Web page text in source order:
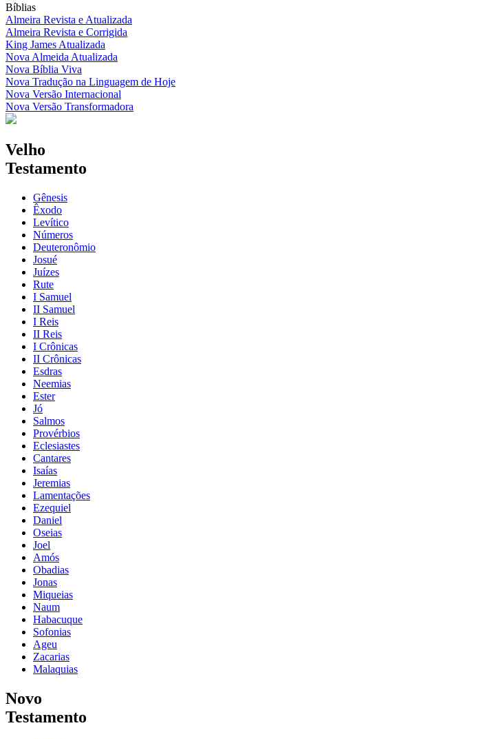
Bíblias
Almeira Revista e Atualizada
Almeira Revista e Corrigida
King James Atualizada
Nova Almeida Atualizada
Nova Bíblia Viva
Nova Tradução na Linguagem de Hoje
Nova Versão Internacional
Nova Versão Transformadora
Velho
Testamento
Gênesis
Êxodo
Levítico
Números
Deuteronômio
Josué
Juízes
Rute
I Samuel
II Samuel
I Reis
II Reis
I Crônicas
II Crônicas
Esdras
Neemias
Ester
Jó
Salmos
Provérbios
Eclesiastes
Cantares
Isaías
Jeremias
Lamentações
Ezequiel
Daniel
Oseias
Joel
Amós
Obadias
Jonas
Miqueias
Naum
Habacuque
Sofonias
Ageu
Zacarias
Malaquias
Novo
Testamento